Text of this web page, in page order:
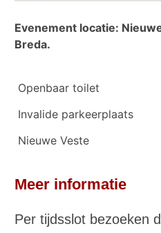
Evenement locatie:
Breda.
Openbaar toilet
Invalide parkeerplaats
Nieuwe Veste
Meer informatie
Per tijdsslot bezoeken